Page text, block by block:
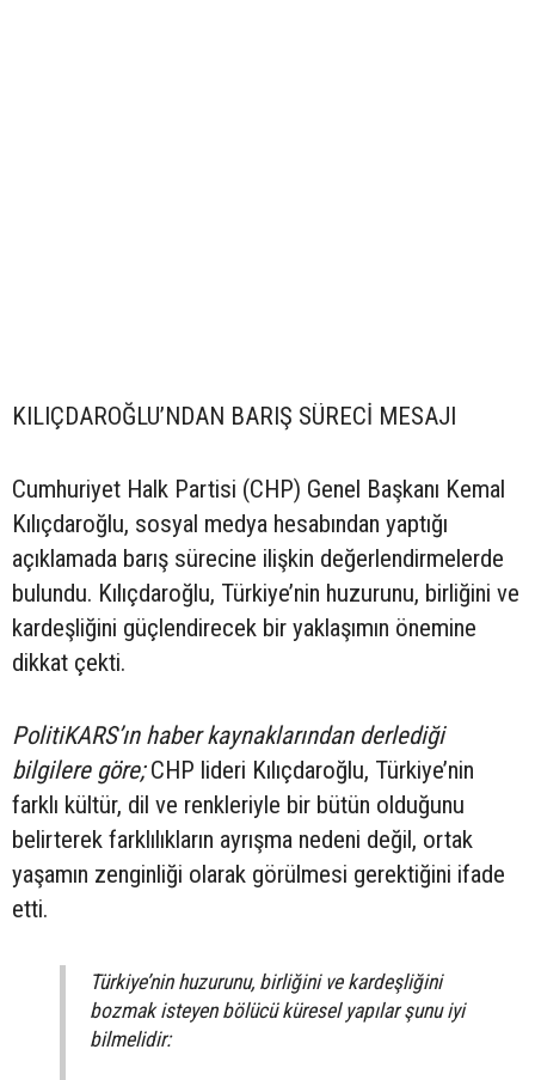
KILIÇDAROĞLU’NDAN BARIŞ SÜRECİ MESAJI
Cumhuriyet Halk Partisi (CHP) Genel Başkanı Kemal
Kılıçdaroğlu, sosyal medya hesabından yaptığı
açıklamada barış sürecine ilişkin değerlendirmelerde
bulundu. Kılıçdaroğlu, Türkiye’nin huzurunu, birliğini ve
kardeşliğini güçlendirecek bir yaklaşımın önemine
dikkat çekti.
PolitiKARS’ın haber kaynaklarından derlediği
bilgilere göre;CHP lideri Kılıçdaroğlu, Türkiye’nin
farklı kültür, dil ve renkleriyle bir bütün olduğunu
belirterek farklılıkların ayrışma nedeni değil, ortak
yaşamın zenginliği olarak görülmesi gerektiğini ifade
etti.
Türkiye’nin huzurunu, birliğini ve kardeşliğini
bozmak isteyen bölücü küresel yapılar şunu iyi
bilmelidir: